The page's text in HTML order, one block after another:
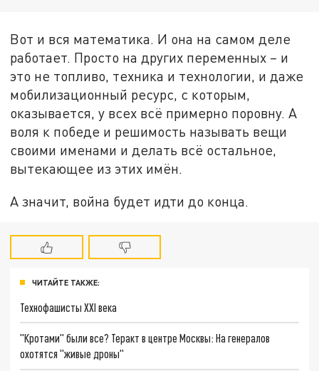
Вот и вся математика. И она на самом деле
работает. Просто на других переменных – и
это не топливо, техника и технологии, и даже
мобилизационный ресурс, с которым,
оказывается, у всех всё примерно поровну. А
воля к победе и решимость называть вещи
своими именами и делать всё остальное,
вытекающее из этих имён.
А значит, война будет идти до конца.
ЧИТАЙТЕ ТАКЖЕ:
Технофашисты XXI века
"Кротами" были все? Теракт в центре Москвы: На генералов
охотятся "живые дроны"